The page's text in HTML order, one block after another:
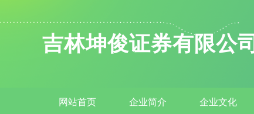
吉林坤俊证券有限公司
网站首页 企业简介 企业文化